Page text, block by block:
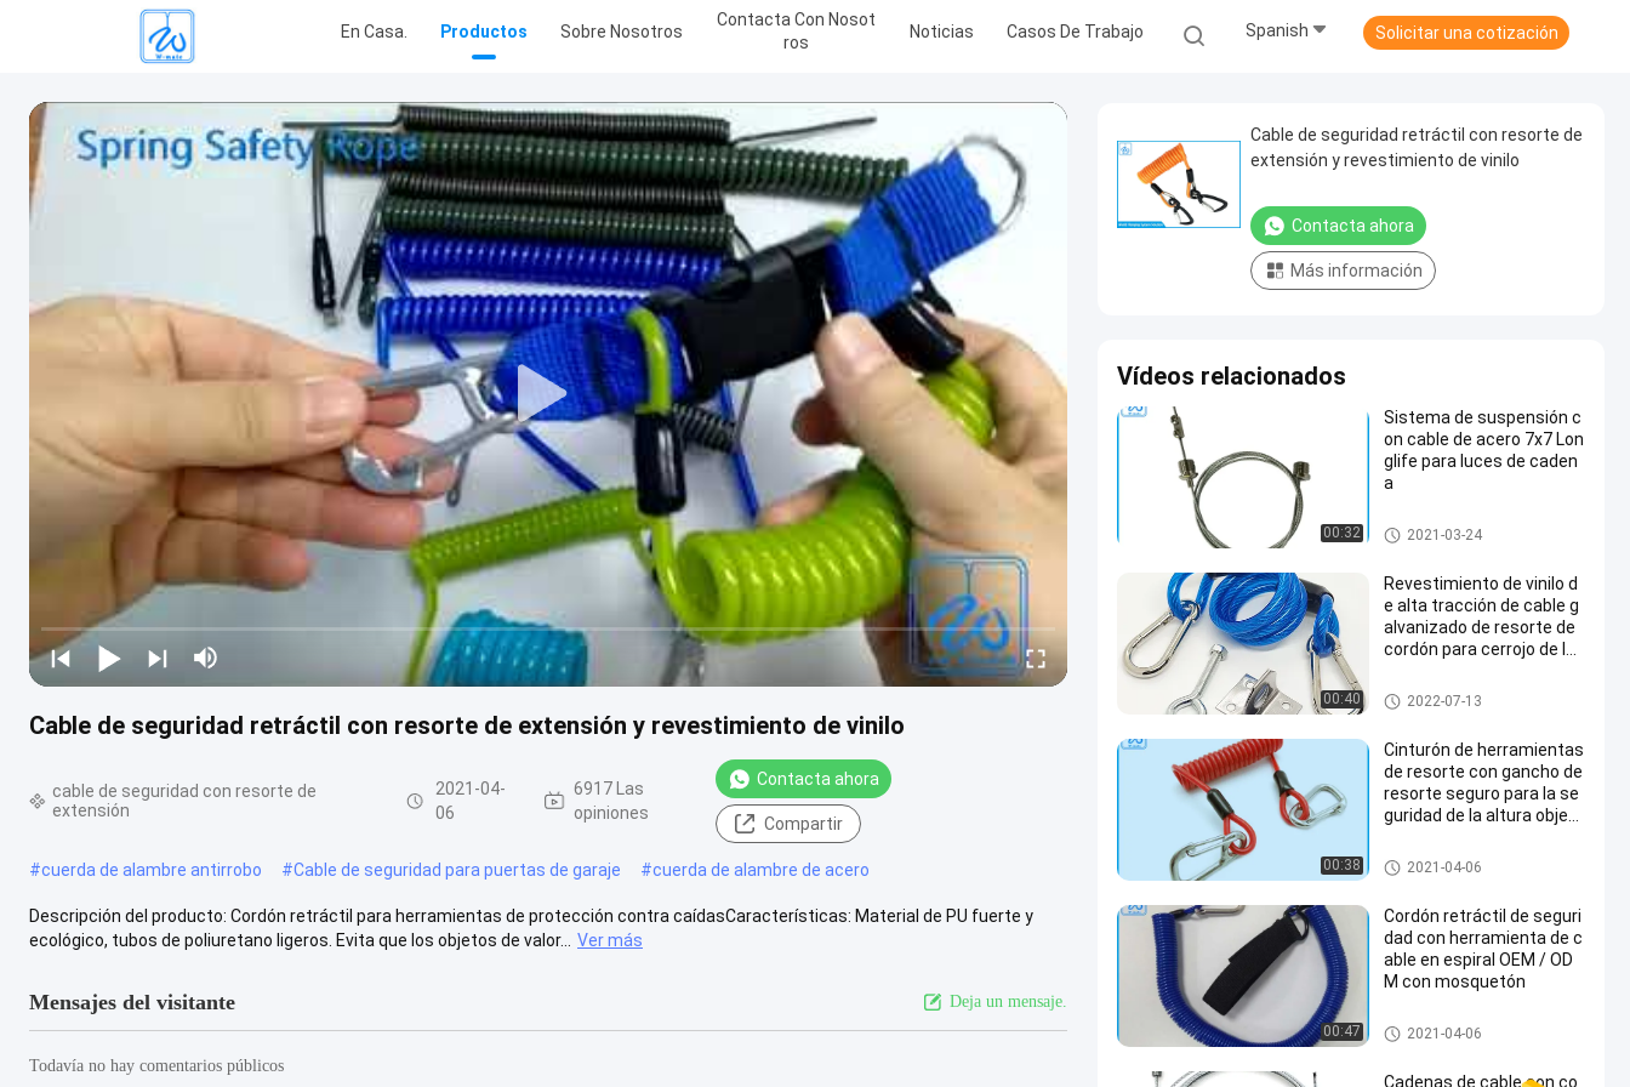
En Casa. Productos Sobre Nosotros
Contacta Con Nosot
Ros
Noticias Casos De Trabajo Spanish Solicitar una cotización
Cable de seguridad retráctil con resorte de extensión y revestimiento de vinilo
cable de seguridad con resorte de
extensión
2021-04-
06
6917 Las
opiniones
Contacta ahora
Compartir
#cuerda de alambre antirrobo #Cable de seguridad para puertas de garaje #cuerda de alambre de acero
Descripción del producto: Cordón retráctil para herramientas de protección contra caídasCaracterísticas: Material de PU fuerte y
ecológico, tubos de poliuretano ligeros. Evita que los objetos de valor...
Ver más
Mensajes del visitante Deja un mensaje.
Todavía no hay comentarios públicos
Cable de seguridad retráctil con resorte de
extensión y revestimiento de vinilo
Contacta ahora
Más información
Vídeos relacionados
00:32
Sistema de suspensión c
on cable de acero 7x7 Lon
glife para luces de caden
a
Kit de suspensión de cables
2021-03-24
00:40
Revestimiento de vinilo d
e alta tracción de cable g
alvanizado de resorte de
cordón para cerrojo de la
cable de seguridad con resorte
de extensión
2022-07-13
00:38
Cinturón de herramientas
de resorte con gancho de
resorte seguro para la se
guridad de la altura objeto
cable de seguridad con resorte
de extensión
2021-04-06
00:47
Cordón retráctil de seguri
dad con herramienta de c
able en espiral OEM / OD
M con mosquetón
cable de seguridad con resorte
de extensión
2021-04-06
Cadenas de cable con co